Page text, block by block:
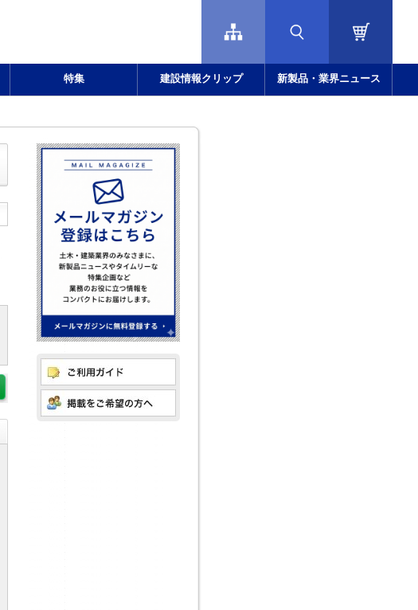
特集 建設情報クリップ 新製品・業界ニュース